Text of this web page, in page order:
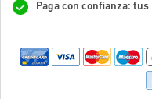
Paga con confianza: